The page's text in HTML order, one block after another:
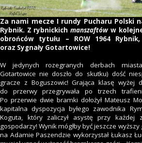
Za nami mecze I rundy Pucharu Polski
Rybnik. Z rybnickichmanszaftów w
obrońców tytułu – ROW 1964
oraz Sygnały Gotartowice!
W jedynych rozegranych derbach
Gotartowice nie doszło do skutku) dość
gracze z Boguszowic! Grająca klasę wyżej
do przerwy przegrywała po trzech
Po przerwie dwie bramki dołożył Mateusz
kapitalna dyspozycja byłego zawodnika
Koguta, który zaliczył asystę przy
gospodarzy! Wynik mógłby być jeszcze
na Adamie Paszendzie wykorzystał Łukasz